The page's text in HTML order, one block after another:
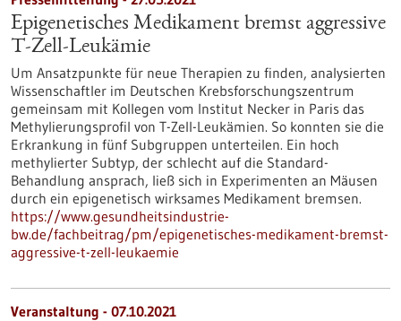
Epigenetisches Medikament bremst aggressive
T-Zell-Leukämie
Um Ansatzpunkte für neue Therapien zu finden, analysierten
Wissenschaftler im Deutschen Krebsforschungszentrum
gemeinsam mit Kollegen vom Institut Necker in Paris das
Methylierungsprofil von T-Zell-Leukämien. So konnten sie die
Erkrankung in fünf Subgruppen unterteilen. Ein hoch
methylierter Subtyp, der schlecht auf die Standard-
Behandlung ansprach, ließ sich in Experimenten an Mäusen
durch ein epigenetisch wirksames Medikament bremsen.
https://www.gesundheitsindustrie-
bw.de/fachbeitrag/pm/epigenetisches-medikament-bremst-
aggressive-t-zell-leukaemie
Veranstaltung - 07.10.2021